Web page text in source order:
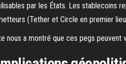
par les États. Les stablecoins
(Tether et Circle en premier
nous a montré que ces pegs